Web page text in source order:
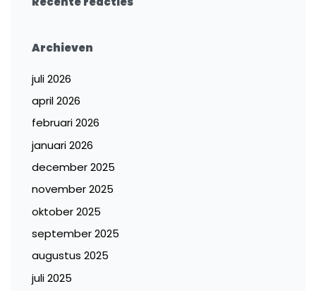
Archieven
juli 2026
april 2026
februari 2026
januari 2026
december 2025
november 2025
oktober 2025
september 2025
augustus 2025
juli 2025